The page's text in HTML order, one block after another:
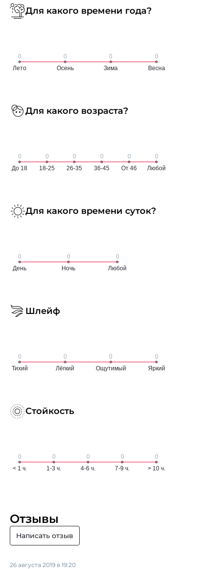
Для какого времени года?
Для какого возраста?
Для какого времени суток?
Шлейф
Стойкость
Отзывы
Написать отзыв
26 августа 2019 в 19:20